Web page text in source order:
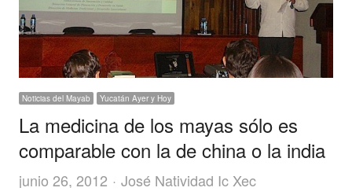
Noticias del Mayab Yucatán Ayer y Hoy
La medicina de los mayas sólo es
comparable con la de china o la india
junio 26, 2012 Author
José Natividad Ic Xec